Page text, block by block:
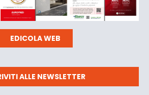
EDICOLA WEB
ALLE NEWSLETTER